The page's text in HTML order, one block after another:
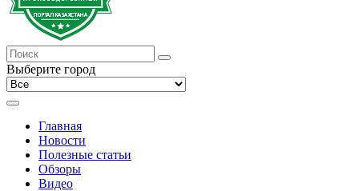
Выберите город
Главная
Новости
Полезные статьи
Обзоры
Видео